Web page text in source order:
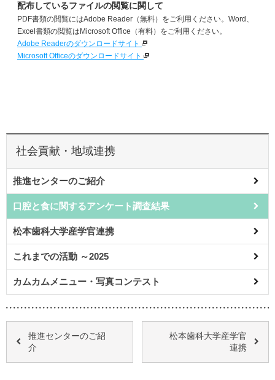
配布しているファイルの閲覧に関して
PDF書類の閲覧にはAdobe Reader（無料）をご利用ください。Word、
Excel書類の閲覧はMicrosoft Office（有料）をご利用ください。
Adobe Readerのダウンロードサイト
Microsoft Officeのダウンロードサイト
社会貢献・地域連携
推進センターのご紹介
口腔と食に関するアンケート調査結果
松本歯科大学産学官連携
これまでの活動 ～2025
カムカムメニュー・写真コンテスト
推進センターのご紹
介
松本歯科大学産学官
連携